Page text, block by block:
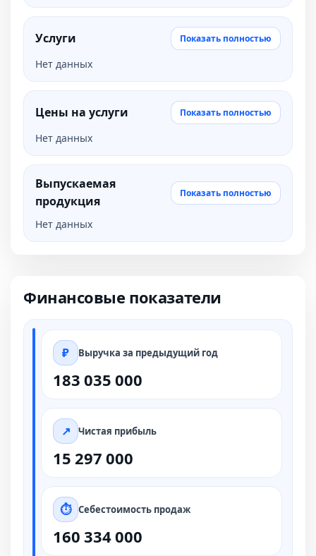
Услуги Показать полностью
Нет данных
Цены на услуги Показать полностью
Нет данных
Выпускаемая
продукция
Показать полностью
Нет данных
Финансовые показатели
Выручка за предыдущий год
183 035 000
Чистая прибыль
15 297 000
Себестоимость продаж
160 334 000